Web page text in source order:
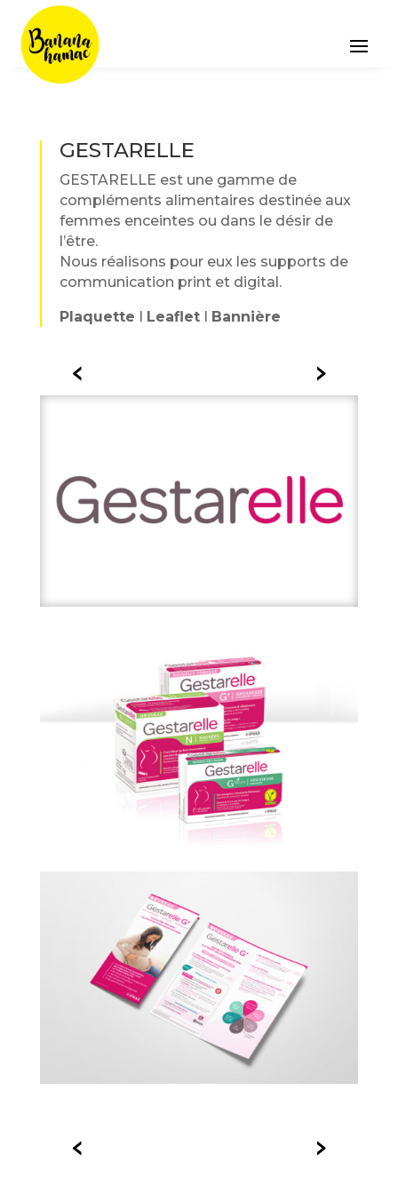
GESTARELLE
GESTARELLE est une gamme de
compléments alimentaires destinée aux
femmes enceintes ou dans le désir de
l’être.
Nous réalisons pour eux les supports de
communication print et digital.
Plaquette I LeafletI Bannière